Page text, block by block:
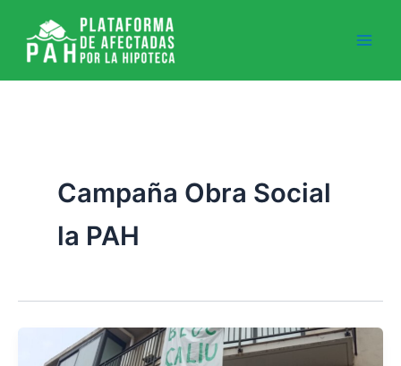
contenido
Campaña Obra Social
la PAH